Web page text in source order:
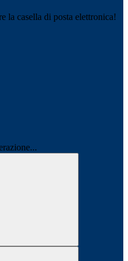
la casella di posta elettronica!